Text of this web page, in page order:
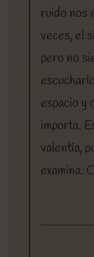
ruido nos
veces, el
pero no
espacio y
importa.
valentía,
examina.